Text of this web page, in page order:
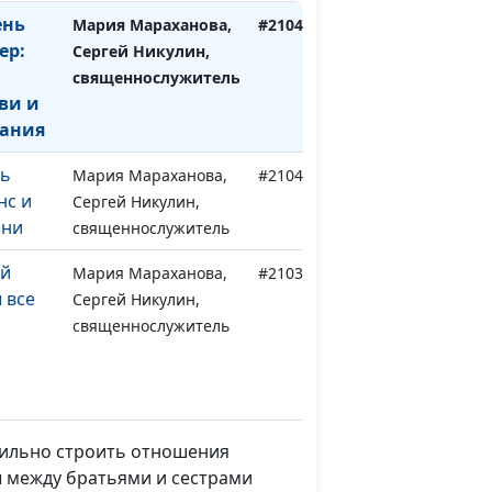
и
Мария Мараханова,
Сергей Никулин,
священнослужитель
#210409
и
Мария Мараханова,
Сергей Никулин,
священнослужитель
#210402
Мария Мараханова,
Сергей Никулин,
священнослужитель
#210326
Сергей Никулин,
священнослужитель
строить отношения
братьями и сестрами